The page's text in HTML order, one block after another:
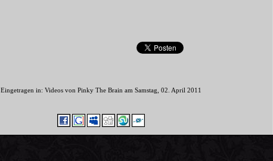
Eingetragen in: Videos von Pinky The Brain am Samstag, 02. April 2011